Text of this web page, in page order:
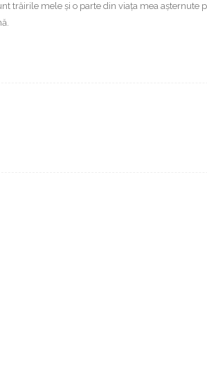
trăirile mele și o parte din viața mea așternute